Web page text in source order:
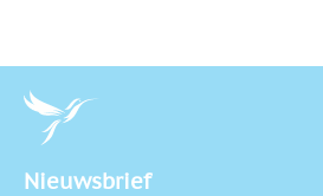
Nieuwsbrief